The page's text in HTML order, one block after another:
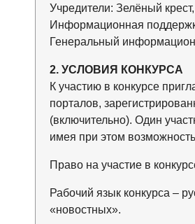
Учредители: Зелёный
Информационная
Генеральный
2. УСЛОВИЯ КОНКУРСА
К участию в конкурсе
порталов,
(включительно). Один
имея при этом
Право на участие в
Рабочий язык конкурса –
«новостных».